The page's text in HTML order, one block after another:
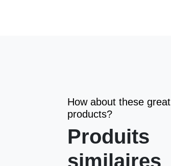
How about these great
products?
Produits
similaires